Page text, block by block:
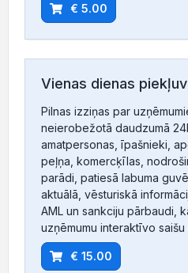
€ 5.00
Vienas dienas
Pilnas izziņas par
neierobežotā daudzumā
amatpersonas, īpašnieki,
peļņa, komercķīlas,
parādi, patiesā labuma
aktuālā, vēsturiskā
AML un sankciju pārbaudi,
uzņēmumu interaktīvo saišu
€ 15.00